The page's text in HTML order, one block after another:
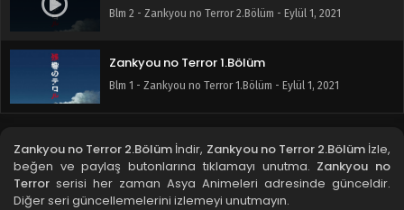
Blm 2 - Zankyou no Terror 2.Bölüm - Eylül 1, 2021
Zankyou no Terror 1.Bölüm
Blm 1 - Zankyou no Terror 1.Bölüm - Eylül 1, 2021
Zankyou no Terror 2.Bölüm İndir, Zankyou no Terror 2.Bölümİzle,
beğen ve paylaş butonlarına tıklamayı unutma. Zankyou no
Terror serisi her zaman Asya Animeleri adresinde günceldir.
Diğer seri güncellemelerini izlemeyi unutmayın.